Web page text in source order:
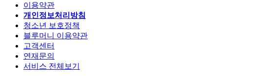
이용약관
개인정보처리방침
청소년 보호정책
블루머니 이용약관
고객센터
연재문의
서비스 전체보기